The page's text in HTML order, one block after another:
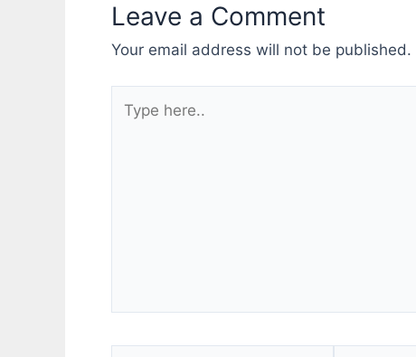
Leave a Comment
Your email address will not be published.
here..